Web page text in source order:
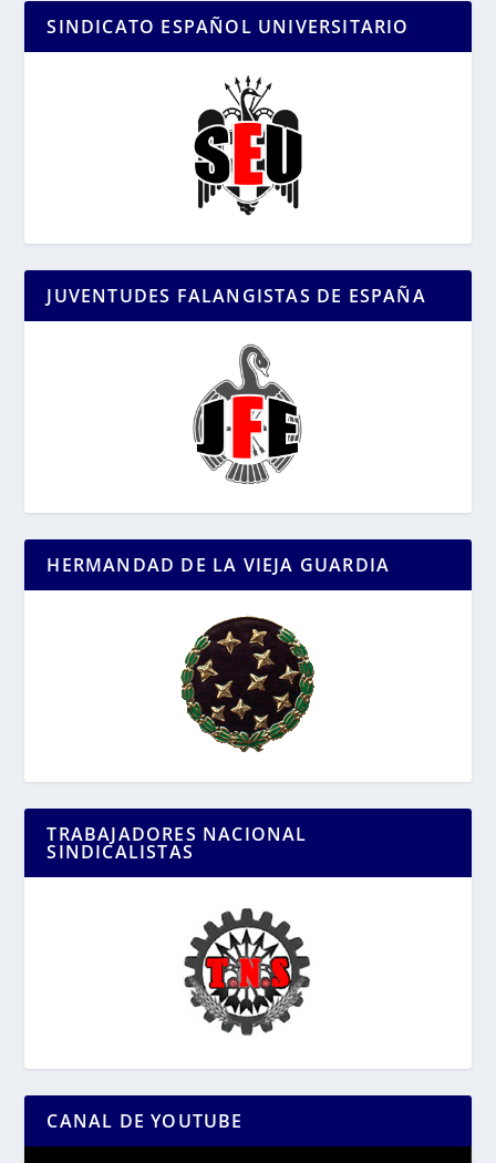
SINDICATO ESPAÑOL UNIVERSITARIO
JUVENTUDES FALANGISTAS DE ESPAÑA
HERMANDAD DE LA VIEJA GUARDIA
TRABAJADORES NACIONAL
SINDICALISTAS
CANAL DE YOUTUBE